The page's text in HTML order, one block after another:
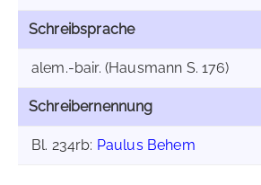
Schreibsprache
alem.-bair. (Hausmann S. 176)
Schreibernennung
Bl. 234rb: Paulus Behem